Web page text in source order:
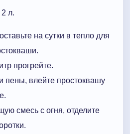
л.
на сутки в тепло для
прогрейте.
пены, влейте простоквашу
смесь с огня, отделите